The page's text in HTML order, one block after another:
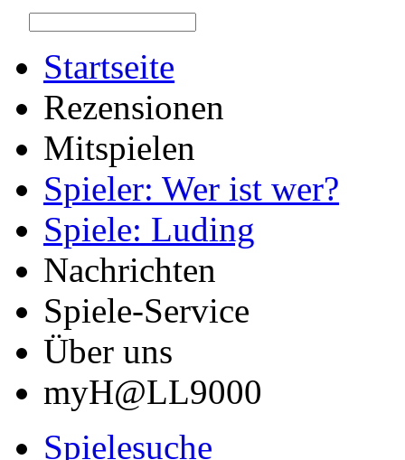
Startseite
Rezensionen
Mitspielen
Spieler: Wer ist wer?
Spiele: Luding
Nachrichten
Spiele-Service
Über uns
myH@LL9000
Spielesuche